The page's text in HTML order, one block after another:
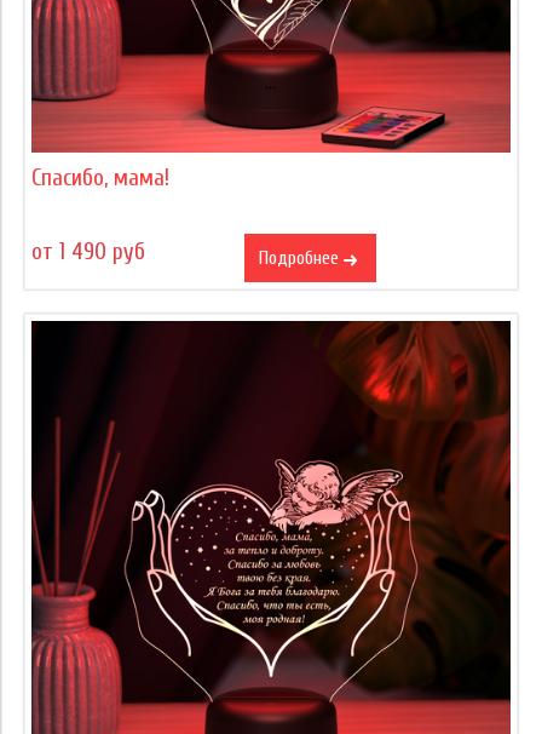
Спасибо, мама!
от 1 490 руб Подробнее